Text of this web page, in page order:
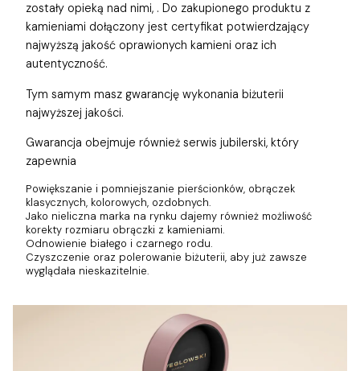
zostały opieką nad nimi, . Do zakupionego produktu z
kamieniami dołączony jest certyfikat potwierdzający
najwyższą jakość oprawionych kamieni oraz ich
autentyczność.
Tym samym masz gwarancję wykonania biżuterii
najwyższej jakości.
Gwarancja obejmuje również serwis jubilerski, który
zapewnia
Powiększanie i pomniejszanie pierścionków, obrączek
klasycznych, kolorowych, ozdobnych.
Jako nieliczna marka na rynku dajemy również możliwość
korekty rozmiaru obrączki z kamieniami.
Odnowienie białego i czarnego rodu.
Czyszczenie oraz polerowanie biżuterii, aby już zawsze
wyglądała nieskazitelnie.